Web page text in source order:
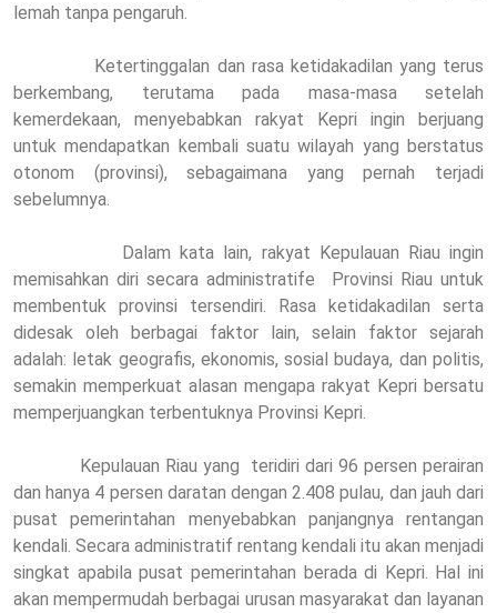
lemah tanpa pengaruh.
Ketertinggalan dan rasa ketidakadilan yang terus
berkembang, terutama pada masa-masa setelah
kemerdekaan, menyebabkan rakyat Kepri ingin berjuang
untuk mendapatkan kembali suatu wilayah yang berstatus
otonom (provinsi), sebagaimana yang pernah terjadi
sebelumnya.
Dalam kata lain, rakyat Kepulauan Riau ingin
memisahkan diri secara administratife
Provinsi Riau untuk
membentuk provinsi tersendiri. Rasa ketidakadilan serta
didesak oleh berbagai faktor lain, selain faktor sejarah
adalah: letak geografis, ekonomis, sosial budaya, dan politis,
semakin memperkuat alasan mengapa rakyat Kepri bersatu
memperjuangkan terbentuknya Provinsi Kepri.
Kepulauan Riau yang
teridiri dari 96 persen perairan
dan hanya 4 persen daratan dengan 2.408 pulau, dan jauh dari
pusat pemerintahan menyebabkan panjangnya rentangan
kendali. Secara administratif rentang kendali itu akan menjadi
singkat apabila pusat pemerintahan berada di Kepri. Hal ini
akan mempermudah berbagai urusan masyarakat dan layanan